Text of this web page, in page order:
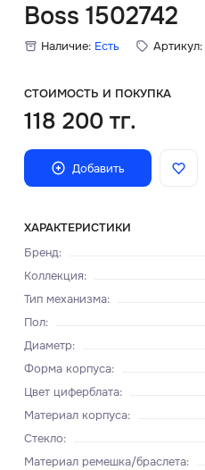
Boss 1502742
Наличие: Есть Артикул:
СТОИМОСТЬ И ПОКУПКА
118 200 тг.
Добавить
ХАРАКТЕРИСТИКИ
Бренд:
Коллекция:
Тип механизма:
Пол:
Диаметр:
Форма корпуса:
Цвет циферблата:
Материал корпуса:
Стекло:
Материал ремешка/браслета:
Главная
О нас